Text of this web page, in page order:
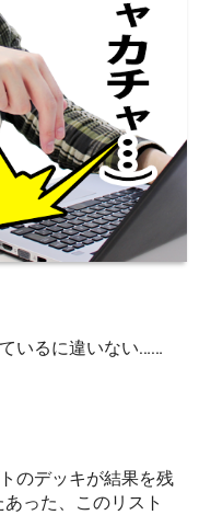
いるに違いない……
のデッキが結果を残
った、このリスト